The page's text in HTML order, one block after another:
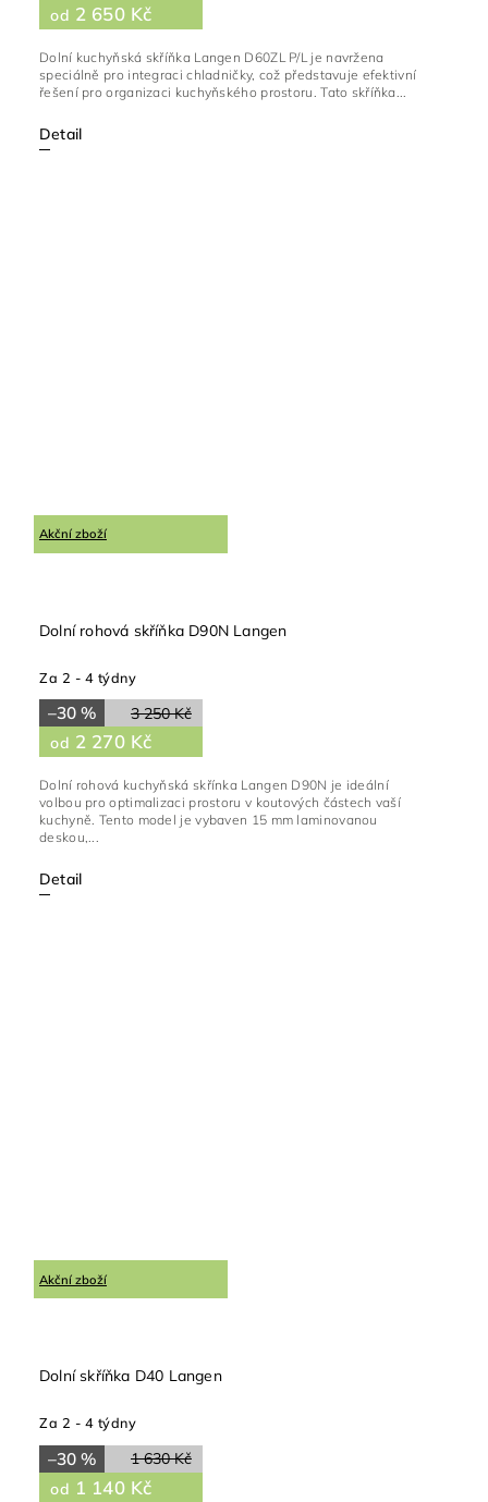
od 2 650 Kč
Detail
Dolní kuchyňská skříňka Langen D60ZL P/L je navržena
speciálně pro integraci chladničky, což představuje efektivní
řešení pro organizaci kuchyňského prostoru. Tato skříňka...
Akční zboží
Dolní rohová skříňka D90N Langen
Za 2 - 4 týdny
3 250 Kč
–30 %
od 2 270 Kč
Detail
Dolní rohová kuchyňská skřínka Langen D90N je ideální
volbou pro optimalizaci prostoru v koutových částech vaší
kuchyně. Tento model je vybaven 15 mm laminovanou
deskou,...
Akční zboží
Dolní skříňka D40 Langen
Za 2 - 4 týdny
1 630 Kč
–30 %
od 1 140 Kč